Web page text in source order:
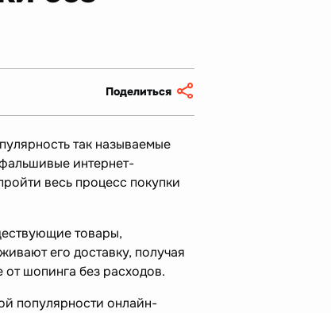
Поделиться
так называемые
интернет-
весь процесс покупки
товары,
его доставку, получая
от шопинга без расходов.
популярности онлайн-